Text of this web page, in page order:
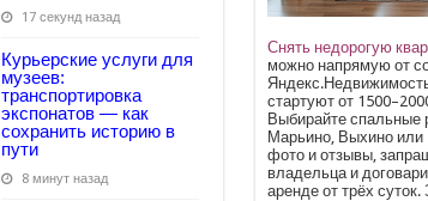
17 секунд назад
Курьерские услуги для
музеев:
транспортировка
экспонатов — как
сохранить историю в
пути
8 минут назад
Снять недорогую
можно напрямую от
стартуют от
Выбирайте спальные
Марьино, Выхино или
фото и отзывы,
владельца и
аренде от трёх суток.